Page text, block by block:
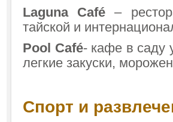
Laguna Café –
тайской и
Pool Café- кафе в саду
легкие закуски,
Спорт и